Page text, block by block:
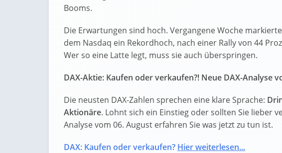
Booms.
Die Erwartungen sind hoch. Vergangene Woche
dem Nasdaq ein Rekordhoch, nach einer Rally von 44
Wer so eine Latte legt, muss sie auch überspringen.
DAX-Aktie: Kaufen oder verkaufen?! Neue DAX-Analyse
Die neusten DAX-Zahlen sprechen eine klare Sprache:
Aktionäre. Lohnt sich ein Einstieg oder sollten Sie lieber
Analyse vom 06. August erfahren Sie was jetzt zu tun ist.
DAX: Kaufen oder verkaufen? Hier weiterlesen...